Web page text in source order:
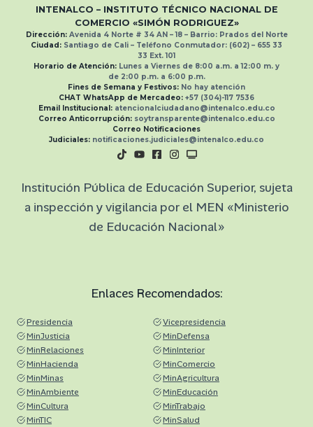
INTENALCO – INSTITUTO TÉCNICO NACIONAL DE
COMERCIO «SIMÓN RODRIGUEZ»
Dirección:Avenida 4 Norte # 34 AN – 18 – Barrio: Prados del Norte
Ciudad: Santiago de Cali – Teléfono Conmutador: (602) – 655 33
33 Ext.101
Horario de Atención: Lunes a Viernes de 8:00 a.m. a 12:00 m. y
de 2:00 p.m. a 6:00 p.m.
Fines de Semana y Festivos: No hay atención
CHAT WhatsApp de Mercadeo: +57 (304)-117 7536
Email Institucional: atencionalciudadano@intenalco.edu.co
Correo Anticorrupción: soytransparente@intenalco.edu.co
Correo Notificaciones
Judiciales: notificaciones.judiciales@intenalco.edu.co
Institución Pública de Educación Superior, sujeta
a inspección y vigilancia por el MEN «Ministerio
de Educación Nacional»
Enlaces Recomendados:
Presidencia
Vicepresidencia
MinJusticia
MinDefensa
MinRelaciones
MinInterior
MinHacienda
MinComercio
MinMinas
MinAgricultura
MinAmbiente
MinEducación
MinCultura
MinTrabajo
MinTIC
MinSalud